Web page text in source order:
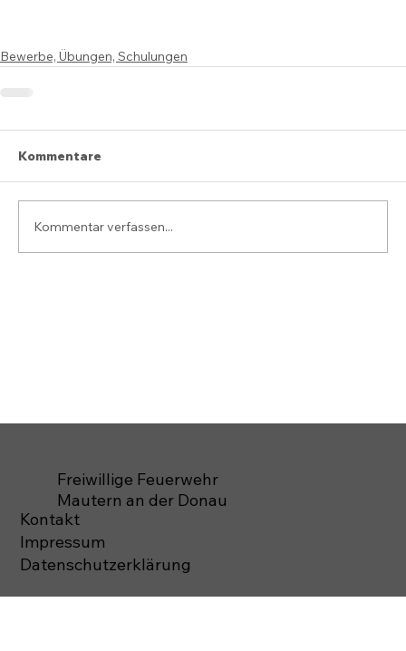
Bewerbe, Übungen, Schulungen
Kommentare
Kommentar verfassen...
Kontakt
Impressum
Datenschutzerklärung
Freiwillige Feuerwehr
Mautern an der Donau